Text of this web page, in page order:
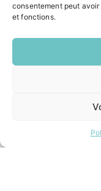
consentement peut
et fonctions.
Restauration
Demander un